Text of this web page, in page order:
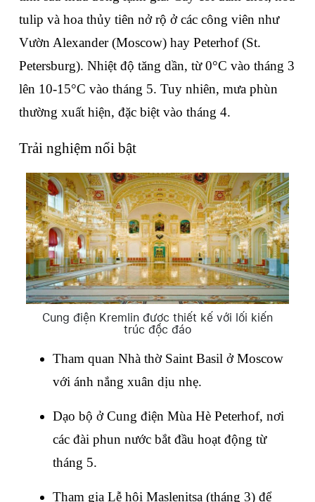
tulip và hoa thủy tiên nở rộ ở các công viên như
Vườn Alexander (Moscow) hay Peterhof (St.
Petersburg). Nhiệt độ tăng dần, từ 0°C vào tháng 3
lên 10-15°C vào tháng 5. Tuy nhiên, mưa phùn
thường xuất hiện, đặc biệt vào tháng 4.
Trải nghiệm nổi bật
Cung điện Kremlin được thiết kế với lối kiến
trúc độc đáo
Tham quan Nhà thờ Saint Basil ở Moscow
với ánh nắng xuân dịu nhẹ.
Dạo bộ ở Cung điện Mùa Hè Peterhof, nơi
các đài phun nước bắt đầu hoạt động từ
tháng 5.
Tham gia Lễ hội Maslenitsa (tháng 3) để